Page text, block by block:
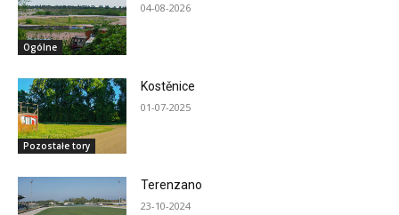
Ogólne
04-08-2026
Pozostałe tory
Kostěnice
01-07-2025
Terenzano
23-10-2024